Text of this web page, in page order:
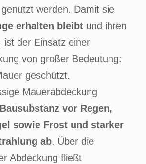
werden. Damit sie
erhalten bleibt und ihren
ist der Einsatz einer
von großer Bedeutung:
geschützt.
Mauerabdeckung
vor Regen,
sowie Frost und starker
ab. Über die
Abdeckung fließt